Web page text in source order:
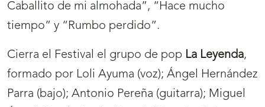
Caballito de mi almohada”, “Hace mucho
tiempo” y “Rumbo perdido”.
Cierra el Festival el grupo de pop La Leyenda,
formado por Loli Ayuma (voz); Ángel Hernández
Parra (bajo); Antonio Pereña (guitarra); Miguel